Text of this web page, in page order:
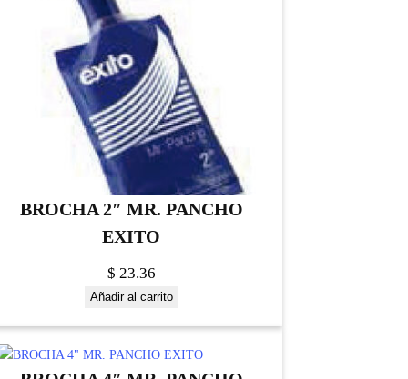
BROCHA 2″ MR. PANCHO
EXITO
$ 23.36
Añadir al carrito